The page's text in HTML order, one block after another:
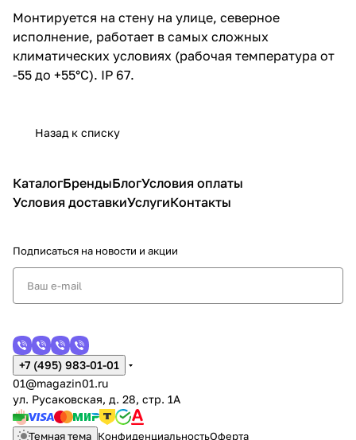
Монтируется на стену на улице, северное
исполнение, работает в самых сложных
климатических условиях (рабочая температура от
-55 до +55°С). IP 67.
Назад к списку
КаталогБрендыБлогУсловия оплаты
Условия доставкиУслугиКонтакты
Подписаться на новости и акции
+7 (495) 983-01-01
01@magazin01.ru
ул. Русаковская, д. 28, стр. 1А
Темная тема КонфиденциальностьОферта